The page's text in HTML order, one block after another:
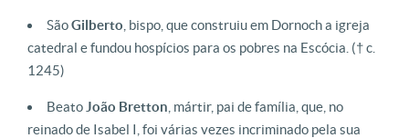
SãoGilberto , bispo, que construiu em Dornoch a igreja
catedral e fundou hospícios para os pobres na Escócia. († c.
1245)
Beato João Bretton , mártir, pai de família, que, no
reinado de Isabel I, foi várias vezes incriminado pela sua